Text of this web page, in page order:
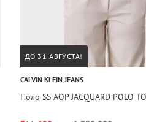
ДО 31 АВГУСТА!
CALVIN KLEIN JEANS
Поло SS AOP JACQUARD POLO